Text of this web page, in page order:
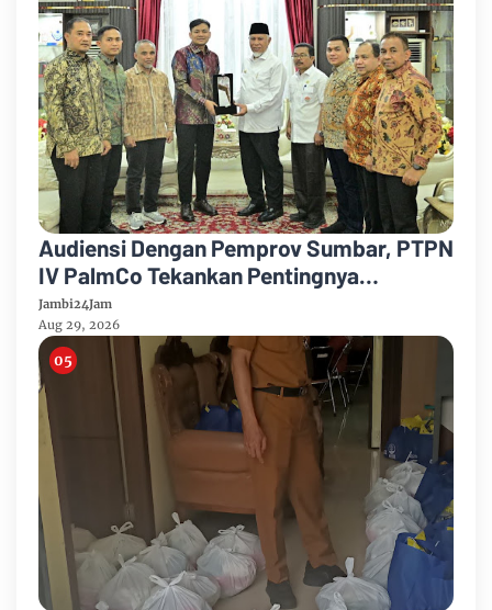
Audiensi Dengan Pemprov Sumbar, PTPN
IV PalmCo Tekankan Pentingnya
Harmonisasi Operasional Kebun
Jambi24Jam
Aug 29, 2026